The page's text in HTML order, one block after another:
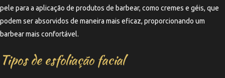
pele para a aplicação de produtos de barbear, como cremes e géis, que
podem ser absorvidos de maneira mais eficaz, proporcionando um
barbear mais confortável.
Tipos de esfoliação facial